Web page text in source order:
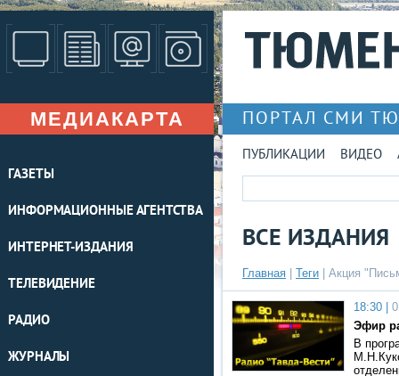
МЕДИАКАРТА
ГАЗЕТЫ
ИНФОРМАЦИОННЫЕ АГЕНТСТВА
ИНТЕРНЕТ-ИЗДАНИЯ
ТЕЛЕВИДЕНИЕ
РАДИО
ЖУРНАЛЫ
ПОРТАЛ СМИ
ПУБЛИКАЦИИ ВИДЕО
ВСЕ ИЗДАНИЯ
Главная Теги | Акция
18:30 |
Эфир
В